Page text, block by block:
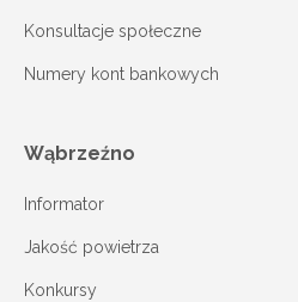
Konsultacje społeczne
Numery kont bankowych
Wąbrzeźno
Informator
Jakość powietrza
Konkursy